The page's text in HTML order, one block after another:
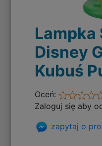
Lampka
Disney
Kubuś
Oceń:
Zaloguj się aby
zapytaj o